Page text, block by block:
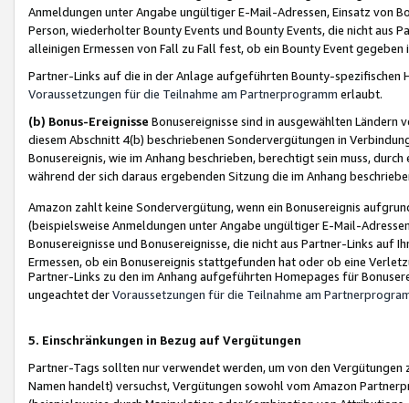
Anmeldungen unter Angabe ungültiger E-Mail-Adressen, Einsatz von
Person, wiederholter Bounty Events und Bounty Events, die nicht
alleinigen Ermessen von Fall zu Fall fest, ob ein Bounty Event
Partner-Links auf die in der Anlage aufgeführten Bounty-spezifischen
Voraussetzungen für die Teilnahme am Partnerprogramm erlaubt.
(b) Bonus-Ereignisse Bonusereignisse sind in ausgewählten Ländern
diesem Abschnitt 4(b) beschriebenen Sondervergütungen in
Bonusereignis, wie im Anhang beschrieben, berechtigt sein muss,
während der sich daraus ergebenden Sitzung die im Anhang
Amazon zahlt keine Sondervergütung, wenn ein Bonusereignis
(beispielsweise Anmeldungen unter Angabe ungültiger E-Mail-
Bonusereignisse und Bonusereignisse, die nicht aus Partner-Links auf
Ermessen, ob ein Bonusereignis stattgefunden hat oder ob eine
Partner-Links zu den im Anhang aufgeführten Homepages für
ungeachtet derVoraussetzungen für die Teilnahme am
5. Einschränkungen in Bezug auf Vergütungen
Partner-Tags sollten nur verwendet werden, um von den
Namen handelt) versuchst, Vergütungen sowohl vom Amazon